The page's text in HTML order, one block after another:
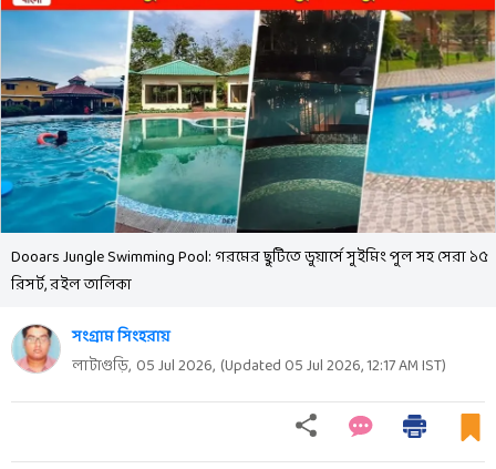
Dooars Jungle Swimming Pool: গরমের ছুটিতে ডুয়ার্সে সুইমিং পুল সহ সেরা ১৫
রিসর্ট, রইল তালিকা
সংগ্রাম সিংহরায়
লাটাগুড়ি, 05 Jul 2026, (Updated 05 Jul 2026, 12:17 AMIST)